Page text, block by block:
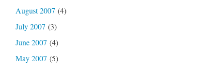
August 2007 (4)
July 2007 (3)
June 2007 (4)
May 2007 (5)